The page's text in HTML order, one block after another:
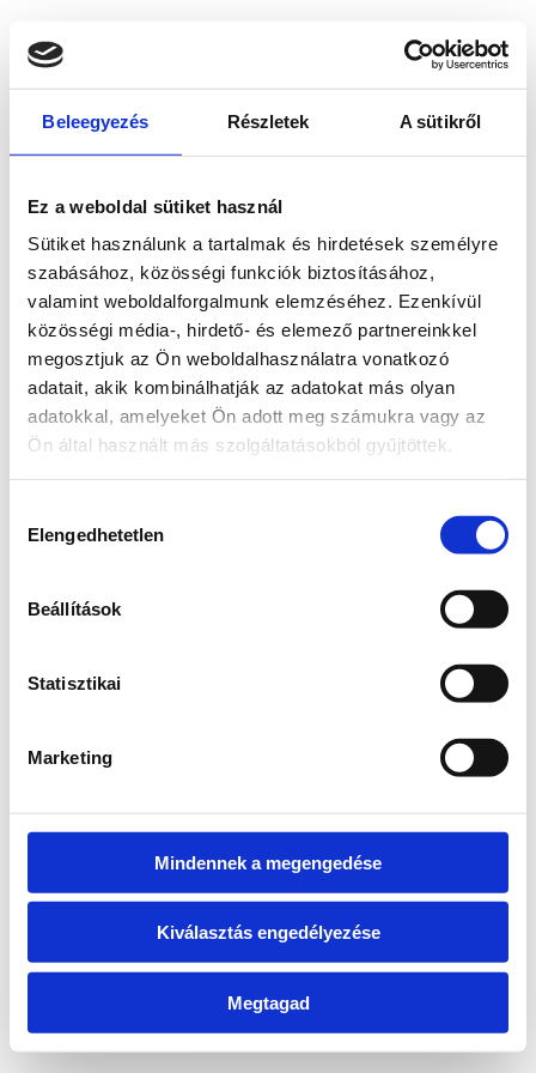
Beleegyezés Részletek A sütikről
Ez a weboldal sütiket használ
Sütiket használunk a tartalmak és hirdetések személyre
szabásához, közösségi funkciók biztosításához,
valamint weboldalforgalmunk elemzéséhez. Ezenkívül
közösségi média-, hirdető- és elemező partnereinkkel
megosztjuk az Ön weboldalhasználatra vonatkozó
adatait, akik kombinálhatják az adatokat más olyan
adatokkal, amelyeket Ön adott meg számukra vagy az
Ön által használt más szolgáltatásokból gyűjtöttek.
kiválasztása
Elengedhetetlen
Beállítások
Statisztikai
Marketing
Mindennek a megengedése
Kiválasztás engedélyezése
Megtagad
loadingwww.bicapp.hu
(see the browser console for more